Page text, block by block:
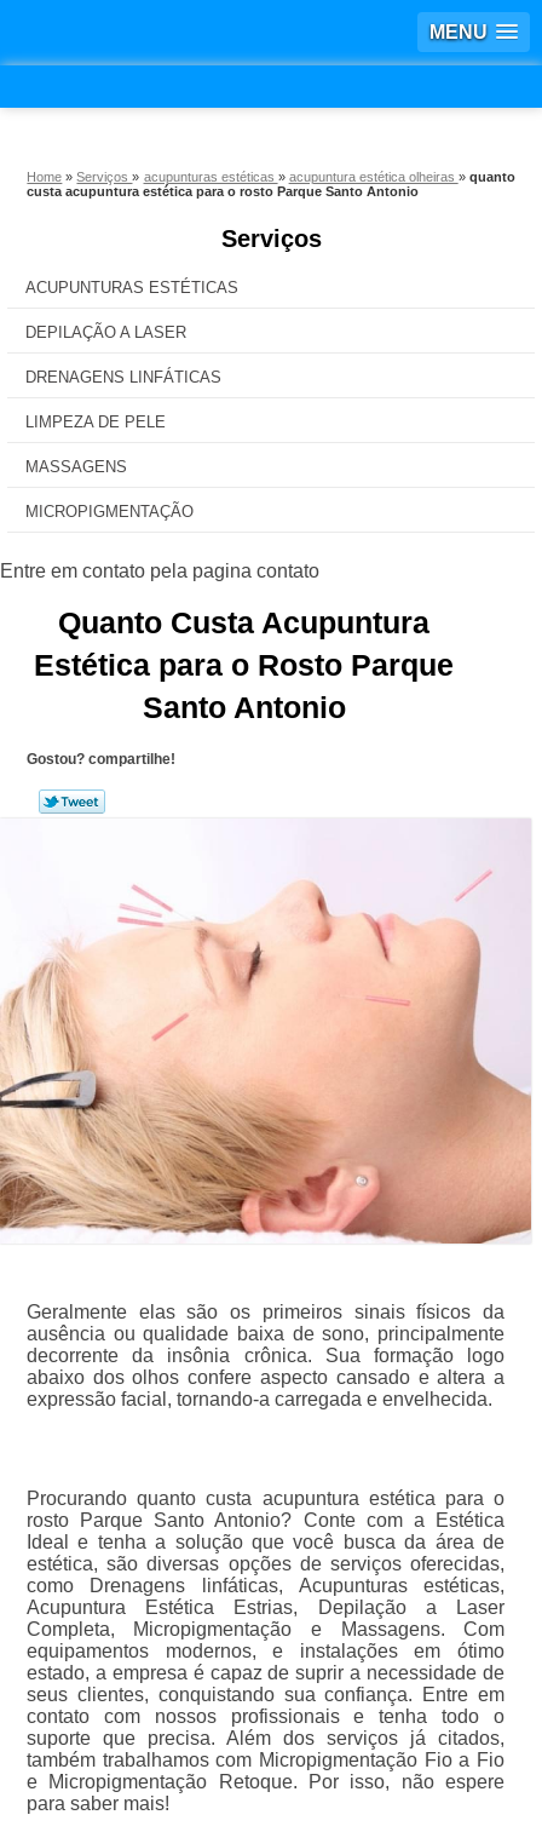
MENU
Home »Serviços» acupunturas estéticas » acupuntura estética olheiras » quanto
custa acupuntura estética para o rosto Parque Santo Antonio
Serviços
ACUPUNTURAS ESTÉTICAS
DEPILAÇÃO A LASER
DRENAGENS LINFÁTICAS
LIMPEZA DE PELE
MASSAGENS
MICROPIGMENTAÇÃO
Quanto Custa Acupuntura
Estética para o Rosto Parque
Santo Antonio
Gostou? compartilhe!
Geralmente elas são os primeiros sinais físicos da
ausência ou qualidade baixa de sono, principalmente
decorrente da insônia crônica. Sua formação logo
abaixo dos olhos confere aspecto cansado e altera a
expressão facial, tornando-a carregada e envelhecida.
Procurando quanto custa acupuntura estética para o
rosto Parque Santo Antonio? Conte com a Estética
Ideal e tenha a solução que você busca da área de
estética, são diversas opções de serviços oferecidas,
como Drenagens linfáticas, Acupunturas estéticas,
Acupuntura Estética Estrias, Depilação a Laser
Completa, Micropigmentação e Massagens. Com
equipamentos modernos, e instalações em ótimo
estado, a empresa é capaz de suprir a necessidade de
seus clientes, conquistando sua confiança. Entre em
contato com nossos profissionais e tenha todo o
suporte que precisa. Além dos serviços já citados,
também trabalhamos com Micropigmentação Fio a Fio
e Micropigmentação Retoque. Por isso, não espere
para saber mais!